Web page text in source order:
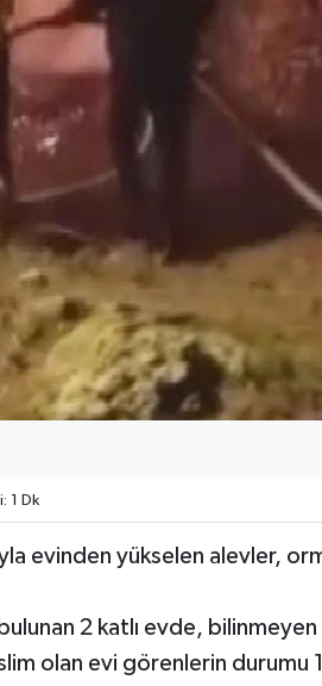
1 Dk
evinden yükselen alevler,
2 katlı evde,
olan evi görenlerin durumu